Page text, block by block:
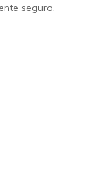
seguro,